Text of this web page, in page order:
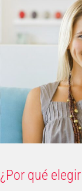
¿Por qué